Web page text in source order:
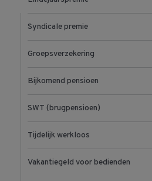
Syndicale premie
Groepsverzekering
Bijkomend pensioen
SWT (brugpensioen)
Tijdelijk werkloos
Vakantiegeld voor bedienden